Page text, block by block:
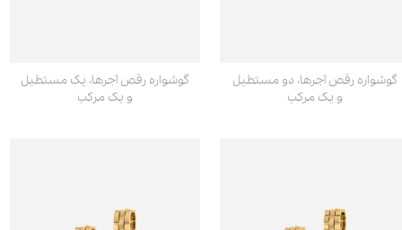
گوشواره رقص آجرها، دو مستطیل
و یک مرکب
گوشواره رقص آجرها، یک مستطیل
و یک مرکب